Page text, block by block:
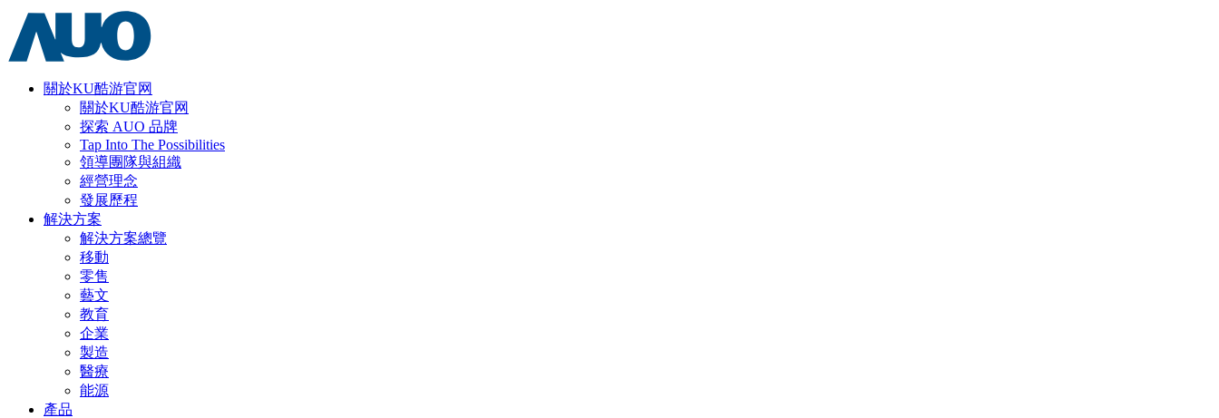
關於KU酷游官网
關於KU酷游官网
探索 AUO 品牌
Tap Into The Possibilities
領導團隊與組織
經營理念
發展歷程
解決方案
解決方案總覽
移動
零售
藝文
教育
企業
製造
醫療
能源
產品